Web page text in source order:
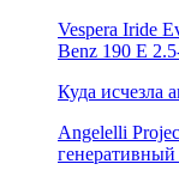
Vespera Iride
Benz 190 E
Куда исчезла
Angelelli
генеративный